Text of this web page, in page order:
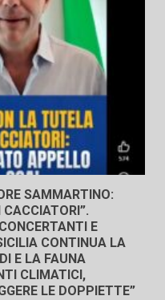
SAMMARTINO:
E
CONTINUA LA
E LA FAUNA
CLIMATICI,
LE DOPPIETTE”